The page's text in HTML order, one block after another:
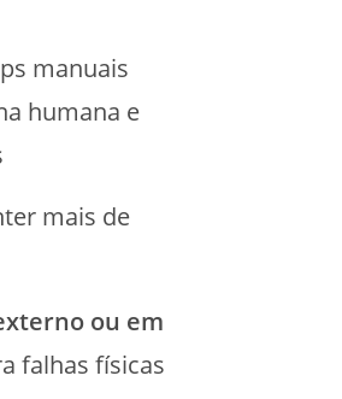
manuais
humana e
mais de
ou em
falhas físicas